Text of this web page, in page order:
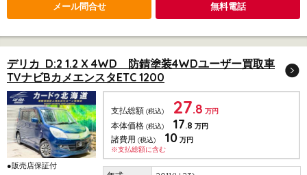
メール問合せ 無料電話
デリカ D:2 1.2 X 4WD 防錆塗装4WDユーザー買取車
TVナビBカメエンスタETC 1200
●販売店保証付
支払総額 (税込) 27.8 万円
本体価格 (税込) 17.8 万円
諸費用 (税込) 10 万円
※支払総額に含む